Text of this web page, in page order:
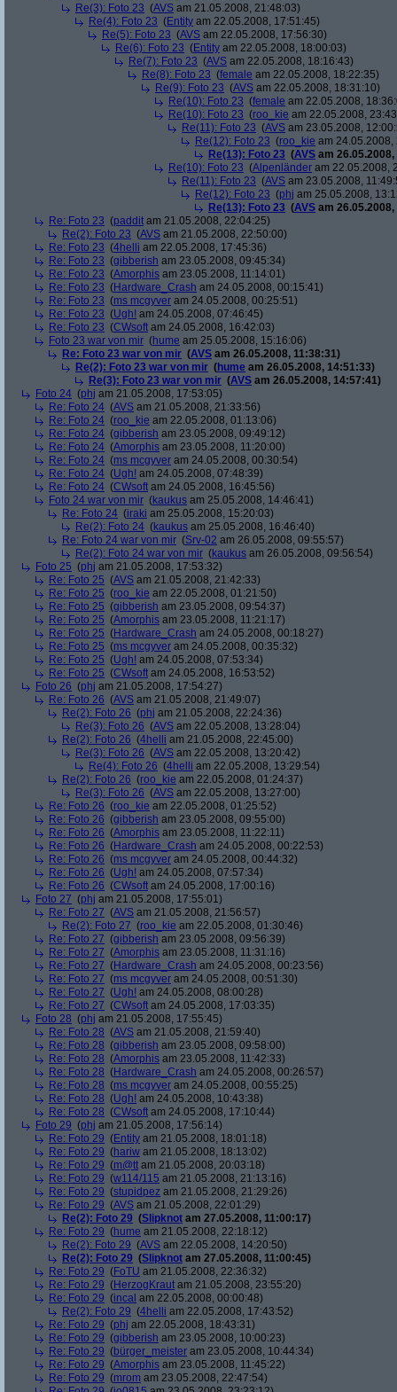
Re(3): Foto 23 (AVS am 21.05.2008, 21:48:03)
Re(4): Foto 23 (Entity am 22.05.2008, 17:51:45)
Re(5): Foto 23 (AVS am 22.05.2008, 17:56:30)
Re(6): Foto 23 (Entity am 22.05.2008, 18:00:03)
Re(7): Foto 23 (AVS am 22.05.2008, 18:16:43)
Re(8): Foto 23 (female am 22.05.2008, 18:22:35)
Re(9): Foto 23 (AVS am 22.05.2008, 18:31:10)
Re(10): Foto 23 (female am 22.05.2008,
Re(10): Foto 23 (roo_kie am 22.05.2008,
Re(11): Foto 23 (AVS am 23.05.2008,
Re(12): Foto 23 (roo_kie am 24.05.2008,
Re(13): Foto 23 (AVS am
Re(10): Foto 23 (Alpenländer am 22.05.2008,
Re(11): Foto 23 (AVS am 23.05.2008,
Re(12): Foto 23 (phj am 25.05.2008,
Re(13): Foto 23 (AVS am
Re: Foto 23 (paddit am 21.05.2008, 22:04:25)
Re(2): Foto 23 (AVS am 21.05.2008, 22:50:00)
Re: Foto 23 (4helli am 22.05.2008, 17:45:36)
Re: Foto 23 (gibberish am 23.05.2008, 09:45:34)
Re: Foto 23 (Amorphis am 23.05.2008, 11:14:01)
Re: Foto 23 (Hardware_Crash am 24.05.2008, 00:15:41)
Re: Foto 23 (ms mcgyver am 24.05.2008, 00:25:51)
Re: Foto 23 (Ugh! am 24.05.2008, 07:46:45)
Re: Foto 23 (CWsoft am 24.05.2008, 16:42:03)
Foto 23 war von mir (hume am 25.05.2008, 15:16:06)
Re: Foto 23 war von mir (AVS am 26.05.2008, 11:38:31)
Re(2): Foto 23 war von mir (hume am 26.05.2008, 14:51:33)
Re(3): Foto 23 war von mir (AVS am 26.05.2008, 14:57:41)
Foto 24 (phj am 21.05.2008, 17:53:05)
Re: Foto 24 (AVS am 21.05.2008, 21:33:56)
Re: Foto 24 (roo_kie am 22.05.2008, 01:13:06)
Re: Foto 24 (gibberish am 23.05.2008, 09:49:12)
Re: Foto 24 (Amorphis am 23.05.2008, 11:20:00)
Re: Foto 24 (ms mcgyver am 24.05.2008, 00:30:54)
Re: Foto 24 (Ugh! am 24.05.2008, 07:48:39)
Re: Foto 24 (CWsoft am 24.05.2008, 16:45:56)
Foto 24 war von mir (kaukus am 25.05.2008, 14:46:41)
Re: Foto 24 (iraki am 25.05.2008, 15:20:03)
Re(2): Foto 24 (kaukus am 25.05.2008, 16:46:40)
Re: Foto 24 war von mir (Srv-02 am 26.05.2008, 09:55:57)
Re(2): Foto 24 war von mir (kaukus am 26.05.2008, 09:56:54)
Foto 25 (phj am 21.05.2008, 17:53:32)
Re: Foto 25 (AVS am 21.05.2008, 21:42:33)
Re: Foto 25 (roo_kie am 22.05.2008, 01:21:50)
Re: Foto 25 (gibberish am 23.05.2008, 09:54:37)
Re: Foto 25 (Amorphis am 23.05.2008, 11:21:17)
Re: Foto 25 (Hardware_Crash am 24.05.2008, 00:18:27)
Re: Foto 25 (ms mcgyver am 24.05.2008, 00:35:32)
Re: Foto 25 (Ugh! am 24.05.2008, 07:53:34)
Re: Foto 25 (CWsoft am 24.05.2008, 16:53:52)
Foto 26 (phj am 21.05.2008, 17:54:27)
Re: Foto 26 (AVS am 21.05.2008, 21:49:07)
Re(2): Foto 26 (phj am 21.05.2008, 22:24:36)
Re(3): Foto 26 (AVS am 22.05.2008, 13:28:04)
Re(2): Foto 26 (4helli am 21.05.2008, 22:45:00)
Re(3): Foto 26 (AVS am 22.05.2008, 13:20:42)
Re(4): Foto 26 (4helli am 22.05.2008, 13:29:54)
Re(2): Foto 26 (roo_kie am 22.05.2008, 01:24:37)
Re(3): Foto 26 (AVS am 22.05.2008, 13:27:00)
Re: Foto 26 (roo_kie am 22.05.2008, 01:25:52)
Re: Foto 26 (gibberish am 23.05.2008, 09:55:00)
Re: Foto 26 (Amorphis am 23.05.2008, 11:22:11)
Re: Foto 26 (Hardware_Crash am 24.05.2008, 00:22:53)
Re: Foto 26 (ms mcgyver am 24.05.2008, 00:44:32)
Re: Foto 26 (Ugh! am 24.05.2008, 07:57:34)
Re: Foto 26 (CWsoft am 24.05.2008, 17:00:16)
Foto 27 (phj am 21.05.2008, 17:55:01)
Re: Foto 27 (AVS am 21.05.2008, 21:56:57)
Re(2): Foto 27 (roo_kie am 22.05.2008, 01:30:46)
Re: Foto 27 (gibberish am 23.05.2008, 09:56:39)
Re: Foto 27 (Amorphis am 23.05.2008, 11:31:16)
Re: Foto 27 (Hardware_Crash am 24.05.2008, 00:23:56)
Re: Foto 27 (ms mcgyver am 24.05.2008, 00:51:30)
Re: Foto 27 (Ugh! am 24.05.2008, 08:00:28)
Re: Foto 27 (CWsoft am 24.05.2008, 17:03:35)
Foto 28 (phj am 21.05.2008, 17:55:45)
Re: Foto 28 (AVS am 21.05.2008, 21:59:40)
Re: Foto 28 (gibberish am 23.05.2008, 09:58:00)
Re: Foto 28 (Amorphis am 23.05.2008, 11:42:33)
Re: Foto 28 (Hardware_Crash am 24.05.2008, 00:26:57)
Re: Foto 28 (ms mcgyver am 24.05.2008, 00:55:25)
Re: Foto 28 (Ugh! am 24.05.2008, 10:43:38)
Re: Foto 28 (CWsoft am 24.05.2008, 17:10:44)
Foto 29 (phj am 21.05.2008, 17:56:14)
Re: Foto 29 (Entity am 21.05.2008, 18:01:18)
Re: Foto 29 (hariw am 21.05.2008, 18:13:02)
Re: Foto 29 (m@tt am 21.05.2008, 20:03:18)
Re: Foto 29 (w114/115 am 21.05.2008, 21:13:16)
Re: Foto 29 (stupidpez am 21.05.2008, 21:29:26)
Re: Foto 29 (AVS am 21.05.2008, 22:01:29)
Re(2): Foto 29 (Slipknot am 27.05.2008, 11:00:17)
Re: Foto 29 (hume am 21.05.2008, 22:18:12)
Re(2): Foto 29 (AVS am 22.05.2008, 14:20:50)
Re(2): Foto 29 (Slipknot am 27.05.2008, 11:00:45)
Re: Foto 29 (FoTU am 21.05.2008, 22:36:32)
Re: Foto 29 (HerzogKraut am 21.05.2008, 23:55:20)
Re: Foto 29 (incal am 22.05.2008, 00:00:48)
Re(2): Foto 29 (4helli am 22.05.2008, 17:43:52)
Re: Foto 29 (phj am 22.05.2008, 18:43:31)
Re: Foto 29 (gibberish am 23.05.2008, 10:00:23)
Re: Foto 29 (bürger_meister am 23.05.2008, 10:44:34)
Re: Foto 29 (Amorphis am 23.05.2008, 11:45:22)
Re: Foto 29 (mrom am 23.05.2008, 22:47:54)